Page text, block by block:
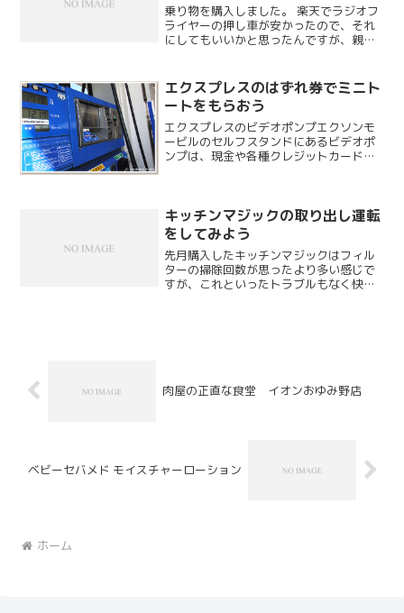
乗り物を購入しました。 楽天でラジオフ
ライヤーの押し車が安かったので、それ
にしてもいいかと思ったんですが、親の
た。
エクスプレスのはずれ券でミニト
ートをもらおう
エクスプレスのビデオポンプエクソンモ
ービルのセルフスタンドにあるビデオポ
ンプは、現金や各種クレジットカードの
のタッチパネルにはよくキ...
キッチンマジックの取り出し運転
をしてみよう
先月購入したキッチンマジックはフィル
ターの掃除回数が思ったより多い感じで
すが、これといったトラブルもなく快調
肉屋の正直な食堂 イオンおゆみ野店
ベビーセバメド モイスチャーローション
ホーム